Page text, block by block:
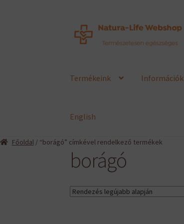
Ugrás
Kilépés
Termékeink Információk
English
Főoldal/ “borágó” címkével rendelkező termékek
borágó